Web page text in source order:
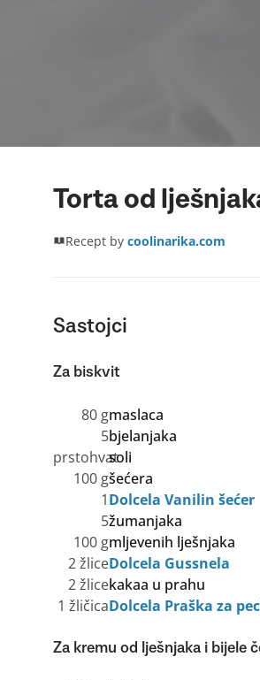
Torta od
Recept by coolinarika.com
Sastojci
Za biskvit
80 gmaslaca
5bjelanjaka
prstohvatsoli
100 gšećera
1Dolcela Vanilin šećer
5žumanjaka
100 gmljevenih lješnjaka
2 žliceDolcela Gussnela
2 žlicekakaa u prahu
1 žličicaDolcela Praška za
Za kremu od lješnjaka i bijele